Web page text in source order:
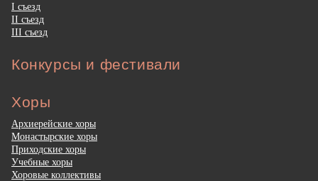
I съезд
II съезд
III съезд
Конкурсы и фестивали
Хоры
Архиерейские хоры
Монастырские хоры
Приходские хоры
Учебные хоры
Хоровые коллективы